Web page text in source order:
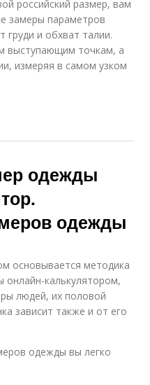
российский размер, вам
замеры параметров
груди и обхват талии.
выступающим точкам, а
измеряя в самом узком
одежды
одежды
основывается методика
онлайн-калькулятором,
людей, их половой
зависит также и от его
одежды вы легко